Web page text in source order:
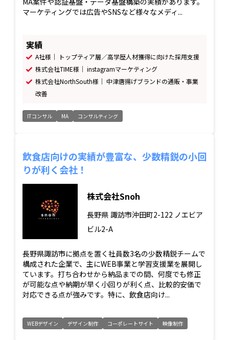
マーケティングでは広告やSNSなど様々なメディ...
実績
A社様｜ トップティア層／高学歴人材獲得に向けた採用支援
株式会社TIME様｜ instagramマーケティング
株式会社NorthSouth様｜ 中津唐揚げブランドの通販・事業
改善
ITコンサル MA コンサルティング
飲食店向けの実績が豊富な、少数精鋭の小回
りが利く会社！
株式会社Snoh
長野県 諏訪市沖田町2-122 ノエビア
ビル2-A
長野県諏訪市に拠点を置く社員数3名の少数精鋭チームで
構成された企業で、主にWEB事業と学習支援業を展開し
ています。打ち合わせから納品までの間、何度でも修正
が可能な点や納期が早く小回りが利く点、比較的安価で
対応できる点が強みです。特に、飲食店向け...
WEBデザイン デザイン制作 コーポレートサイト 映像制作